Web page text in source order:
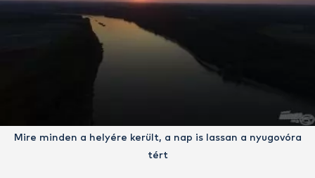
Mire minden a helyére került, a nap is lassan a nyugovóra
tért